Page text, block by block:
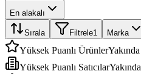
En alakalı
Sırala Filtrele1 Marka
Yüksek Puanlı ÜrünlerYakında
Yüksek Puanlı SatıcılarYakında